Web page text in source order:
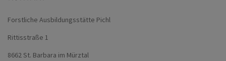
Forstliche Ausbildungsstätte Pichl
Rittisstraße 1
8662 St. Barbara im Mürztal